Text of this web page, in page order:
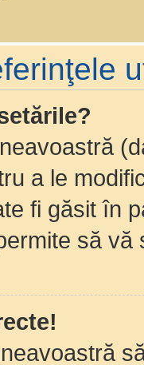
a le
fi găsit în
să